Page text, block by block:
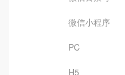
微信小程序
PC
H5